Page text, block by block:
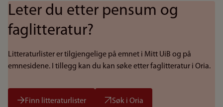
Leter du etter pensum og
faglitteratur?
Litteraturlister er tilgjengelige på emnet i Mitt UiB og på
emnesidene. I tillegg kan du kan søke etter faglitteratur i Oria.
Finn litteraturlister Søk i Oria